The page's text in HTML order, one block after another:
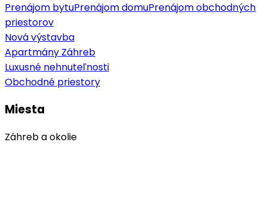
Prenájom bytuPrenájom domuPrenájom obchodných
priestorov
Nová výstavba
Apartmány Záhreb
Luxusné nehnuteľnosti
Obchodné priestory
Miesta
Záhreb a okolie